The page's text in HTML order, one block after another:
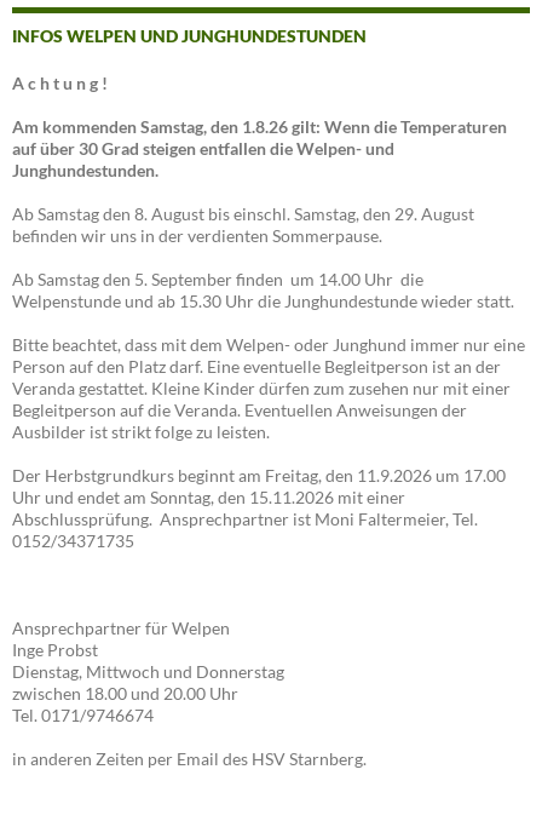
INFOS WELPEN UND JUNGHUNDESTUNDEN
A c h t u n g !
Am kommenden Samstag, den 1.8.26 gilt: Wenn die Temperaturen
auf über 30 Grad steigen entfallen die Welpen- und
Junghundestunden.
Ab Samstag den 8. August bis einschl. Samstag, den 29. August
befinden wir uns in der verdienten Sommerpause.
Ab Samstag den 5. September finden um 14.00 Uhr die
Welpenstunde und ab 15.30 Uhr die Junghundestunde wieder statt.
Bitte beachtet, dass mit dem Welpen- oder Junghund immer nur eine
Person auf den Platz darf. Eine eventuelle Begleitperson ist an der
Veranda gestattet. Kleine Kinder dürfen zum zusehen nur mit einer
Begleitperson auf die Veranda. Eventuellen Anweisungen der
Ausbilder ist strikt folge zu leisten.
Der Herbstgrundkurs beginnt am Freitag, den 11.9.2026 um 17.00
Uhr und endet am Sonntag, den 15.11.2026 mit einer
Abschlussprüfung. Ansprechpartner ist Moni Faltermeier, Tel.
0152/34371735
Ansprechpartner für Welpen
Inge Probst
Dienstag, Mittwoch und Donnerstag
zwischen 18.00 und 20.00 Uhr
Tel. 0171/9746674
in anderen Zeiten per Email des HSV Starnberg.